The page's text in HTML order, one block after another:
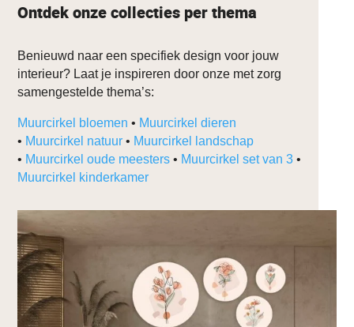
Ontdek onze collecties per thema
Benieuwd naar een specifiek design voor jouw
interieur? Laat je inspireren door onze met zorg
samengestelde thema’s:
Muurcirkel bloemen • Muurcirkel dieren
• Muurcirkel natuur • Muurcirkel landschap
• Muurcirkel oude meesters • Muurcirkel set van 3 •
Muurcirkel kinderkamer